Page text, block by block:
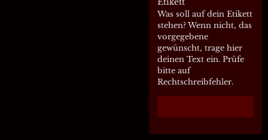
Was soll auf dein Etikett
stehen? Wenn nicht, das
vorgegebene
gewünscht, trage hier
deinen Text ein. Prüfe
bitte auf
Rechtschreibfehler.